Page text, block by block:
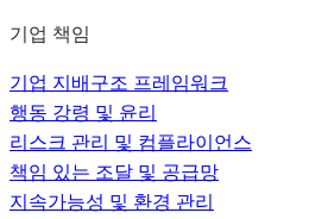
기업 책임
기업 지배구조 프레임워크
행동 강령 및 윤리
리스크 관리 및 컴플라이언스
책임 있는 조달 및 공급망
지속가능성 및 환경 관리